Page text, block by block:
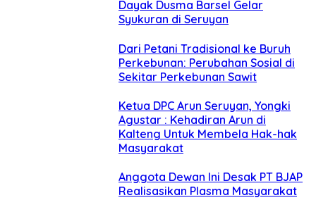
Dayak Dusma Barsel Gelar
Syukuran di Seruyan
Dari Petani Tradisional ke Buruh
Perkebunan: Perubahan Sosial di
Sekitar Perkebunan Sawit
Ketua DPC Arun Seruyan, Yongki
Agustar : Kehadiran Arun di
Kalteng Untuk Membela Hak-hak
Masyarakat
Anggota Dewan Ini Desak PT BJAP
Realisasikan Plasma Masyarakat